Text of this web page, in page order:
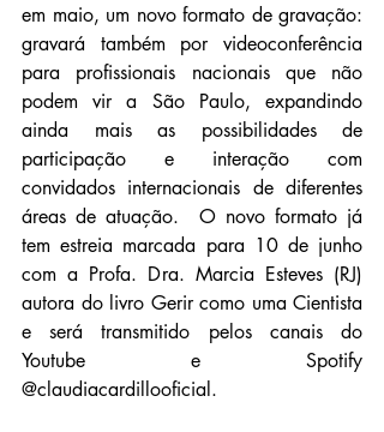
em maio, um novo formato de gravação:
gravará também por videoconferência
para profissionais nacionais que não
podem vir a São Paulo, expandindo
ainda mais as possibilidades de
participação e interação com
convidados internacionais de diferentes
áreas de atuação.  O novo formato já
tem estreia marcada para 10 de junho
com a Profa. Dra. Marcia Esteves (RJ)
autora do livro Gerir como uma Cientista
e será transmitido pelos canais do
Youtube e Spotify
@claudiacardillooficial.